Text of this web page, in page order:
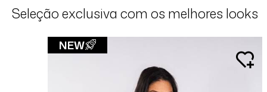
Seleção exclusiva com os melhores looks
NEW